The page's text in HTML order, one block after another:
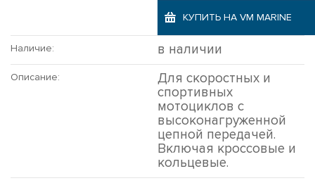
КУПИТЬ НА VM MARINE
Наличие: в наличии
Описание:
Для скоростных и
спортивных
мотоциклов с
высоконагруженной
цепной передачей.
Включая кроссовые и
кольцевые.